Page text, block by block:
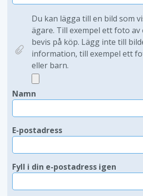
Du kan lägga till en bild som
ägare. Till exempel ett foto
bevis på köp. Lägg inte till
information, till exempel ett
eller barn.
Namn
E-postadress
Fyll i din e-postadress igen